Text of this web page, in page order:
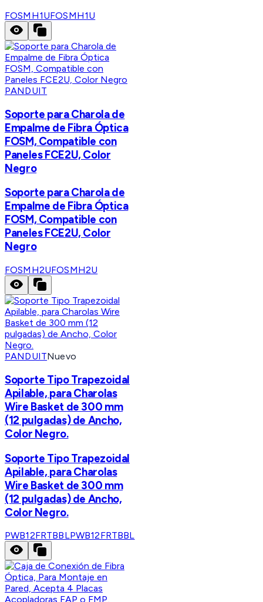
FOSMH1UFOSMH1U
PANDUIT
Soporte para Charola de
Empalme de Fibra Óptica
FOSM, Compatible con
Paneles FCE2U, Color
Negro
Soporte para Charola de
Empalme de Fibra Óptica
FOSM, Compatible con
Paneles FCE2U, Color
Negro
FOSMH2UFOSMH2U
PANDUITNuevo
Soporte Tipo Trapezoidal
Apilable, para Charolas
Wire Basket de 300 mm
(12 pulgadas) de Ancho,
Color Negro.
Soporte Tipo Trapezoidal
Apilable, para Charolas
Wire Basket de 300 mm
(12 pulgadas) de Ancho,
Color Negro.
PWB12FRTBBLPWB12FRTBBL